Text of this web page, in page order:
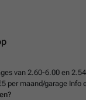
van 2.60-6.00 en
per maand/garage Info